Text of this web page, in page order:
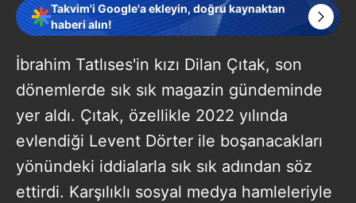
Takvim'i Google'a ekleyin, doğru kaynaktan
haberi alın!
İbrahim Tatlıses'in kızı Dilan Çıtak, son
dönemlerde sık sık magazin gündeminde
yer aldı. Çıtak, özellikle 2022 yılında
evlendiği Levent Dörter ile boşanacakları
yönündeki iddialarla sık sık adından söz
ettirdi. Karşılıklı sosyal medya hamleleriyle